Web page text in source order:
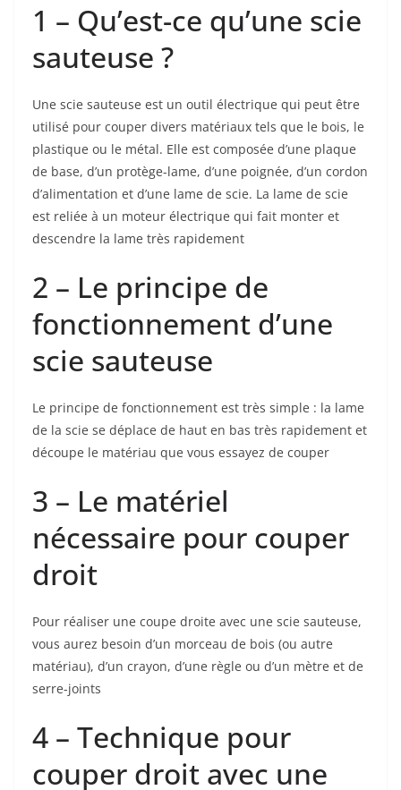
1 – Qu’est-ce qu’une scie
sauteuse ?
Une scie sauteuse est un outil électrique qui peut être
utilisé pour couper divers matériaux tels que le bois, le
plastique ou le métal. Elle est composée d’une plaque
de base, d’un protège-lame, d’une poignée, d’un cordon
d’alimentation et d’une lame de scie. La lame de scie
est reliée à un moteur électrique qui fait monter et
descendre la lame très rapidement
2 – Le principe de
fonctionnement d’une
scie sauteuse
Le principe de fonctionnement est très simple : la lame
de la scie se déplace de haut en bas très rapidement et
découpe le matériau que vous essayez de couper
3 – Le matériel
nécessaire pour couper
droit
Pour réaliser une coupe droite avec une scie sauteuse,
vous aurez besoin d’un morceau de bois (ou autre
matériau), d’un crayon, d’une règle ou d’un mètre et de
serre-joints
4 – Technique pour
couper droit avec une